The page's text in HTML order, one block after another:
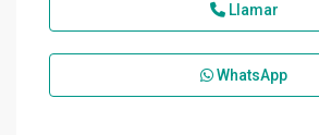
Llamar
WhatsApp